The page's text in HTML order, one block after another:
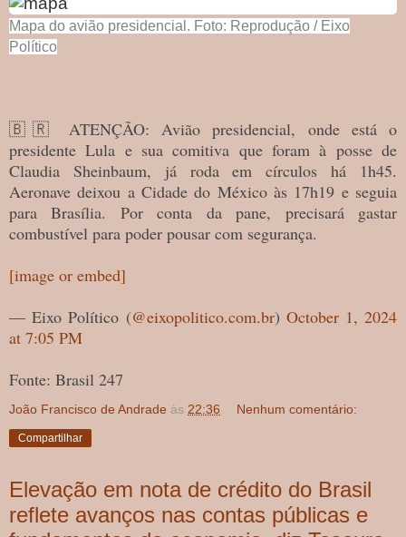
Mapa do avião presidencial. Foto: Reprodução / Eixo
Político
🇧🇷 ATENÇÃO: Avião presidencial, onde está o
presidente Lula e sua comitiva que foram à posse de
Claudia Sheinbaum, já roda em círculos há 1h45.
Aeronave deixou a Cidade do México às 17h19 e seguia
para Brasília. Por conta da pane, precisará gastar
combustível para poder pousar com segurança.
[image or embed]
— Eixo Político (@eixopolitico.com.br) October 1, 2024
at 7:05 PM
Fonte: Brasil 247
João Francisco de Andrade às 22:36 Nenhum comentário:
Compartilhar
Elevação em nota de crédito do Brasil
reflete avanços nas contas públicas e